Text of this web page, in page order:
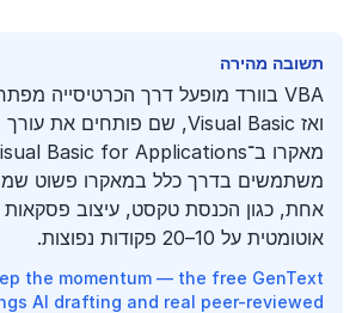
תשובה מהירה
משתמשים בדרך כלל במאקרו פשוט
אחת, כגון הכנסת טקסט, עיצוב פסקאות
אוטומטית על 10–20 פקודות נפוצות.
the momentum — the free GenText
AI drafting and real peer-reviewed